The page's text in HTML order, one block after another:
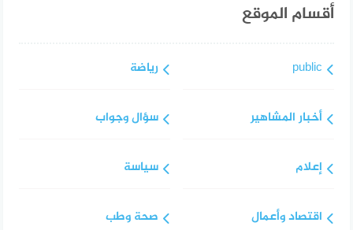
أقسام الموقع
public
أخبار المشاهير
إعلام
اقتصاد وأعمال
رياضة
سؤال وجواب
سياسة
صحة وطب